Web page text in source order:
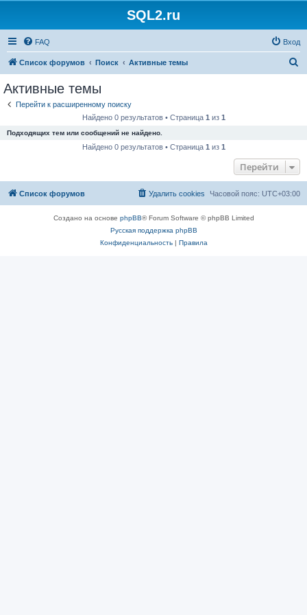
SQL2.ru
FAQ Вход
Список форумов Поиск Активные темы
Активные темы
Перейти к расширенному поиску
Найдено 0 результатов • Страница 1 из 1
Подходящих тем или сообщений не найдено.
Найдено 0 результатов • Страница 1 из 1
Перейти
Список форумов Часовой пояс: UTC+03:00
Удалить cookies
Создано на основе phpBB® Forum Software © phpBB Limited
Русская поддержка phpBB
Конфиденциальность| Правила